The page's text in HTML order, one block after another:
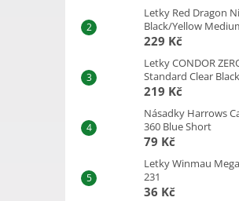
Letky Red Dragon
Black/Yellow
229 Kč
Letky CONDOR
Standard Clear
219 Kč
Násadky Harrows
360 Blue Short
79 Kč
Letky Winmau
231
36 Kč